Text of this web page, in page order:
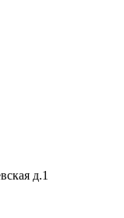
д.1